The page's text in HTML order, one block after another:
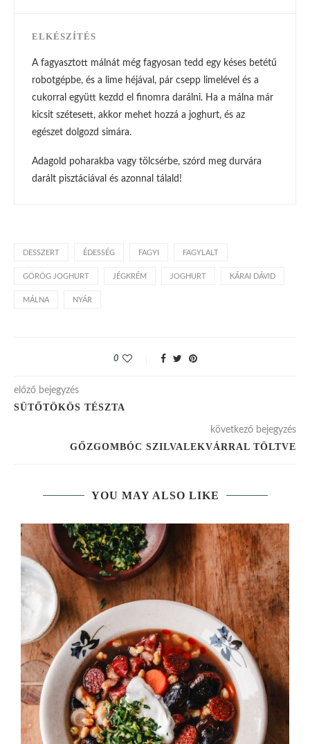
ELKÉSZÍTÉS
A fagyasztott málnát még fagyosan tedd egy késes betétű
robotgépbe, és a lime héjával, pár csepp limelével és a
cukorral együtt kezdd el finomra darálni. Ha a málna már
kicsit szétesett, akkor mehet hozzá a joghurt, és az
egészet dolgozd simára.
Adagold poharakba vagy tölcsérbe, szórd meg durvára
darált pisztáciával és azonnal tálald!
DESSZERT ÉDESSÉG FAGYI FAGYLALT
GÖRÖG JOGHURT JÉGKRÉM JOGHURT KÁRAI DÁVID
MÁLNA NYÁR
0
előző bejegyzés
SÜTŐTÖKÖS TÉSZTA
következő bejegyzés
GŐZGOMBÓC SZILVALEKVÁRRAL TÖLTVE
YOU MAY ALSO LIKE